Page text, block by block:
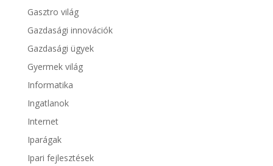
Gasztro világ
Gazdasági innovációk
Gazdasági ügyek
Gyermek világ
Informatika
Ingatlanok
Internet
Iparágak
Ipari fejlesztések